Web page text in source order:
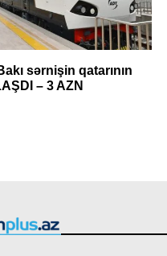
sərnişin qatarının
– 3 AZN